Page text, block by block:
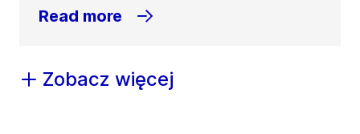
Read more
Zobacz więcej